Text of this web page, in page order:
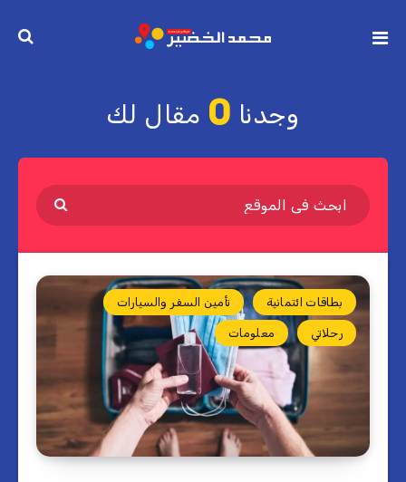
وجدنا 0 مقال لك
بطاقات ائتمانية تأمين السفر والسيارات
رحلاتي معلومات